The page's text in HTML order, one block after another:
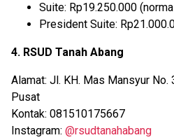
Suite: Rp19.250.000
President Suite:
4. RSUD Tanah Abang
Alamat: Jl. KH. Mas Mansyur No.
Pusat
Kontak: 081510175667
Instagram: @rsudtanahabang